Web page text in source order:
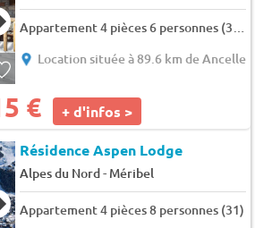
Location située à 89.6 km de Ancelle
€ + d'infos >
Résidence Aspen Lodge
Alpes du Nord- Méribel
Appartement 4 pièces 8 personnes (31)